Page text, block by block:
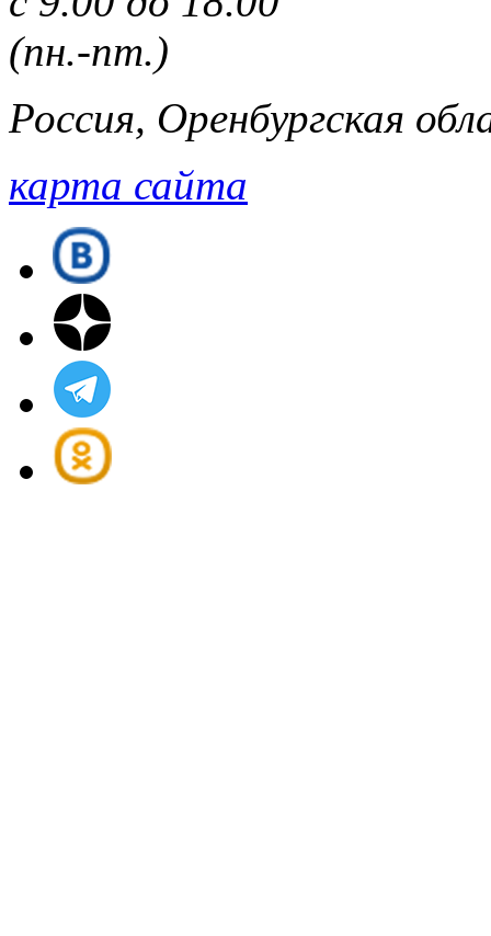
(пн.-пт.)
Россия, Оренбургская
карта сайта